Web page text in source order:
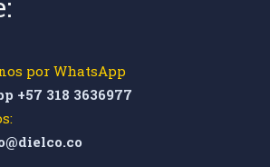
por WhatsApp
+57 318 3636977